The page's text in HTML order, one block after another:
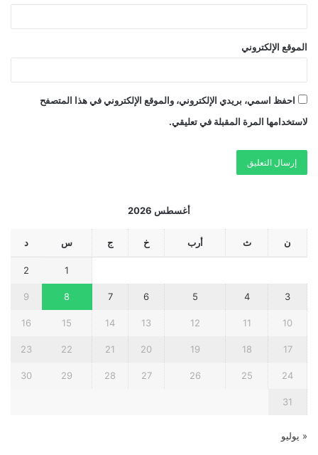
الموقع الإلكتروني
احفظ اسمي، بريدي الإلكتروني، والموقع الإلكتروني في هذا المتصفح
لاستخدامها المرة المقبلة في تعليقي.
أغسطس 2026
ن ث أرب خ ج س د
1
2
3
4
5
6
7
8
9
10
11
12
13
14
15
16
17
18
19
20
21
22
23
24
25
26
27
28
29
30
31
« يوليو